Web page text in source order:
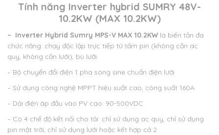
Tính năng Inverter hybrid SUMRY 48V-
10.2KW (MAX 10.2KW)
– Inverter Hybrid Sumry MPS-V MAX 10.2KW là biến tần đa
chức năng: chạy độc lập trực tiếp từ tấm pin (không cần ac
quy, không cần lưới), bù lưới.
– Bộ chuyển đổi điện 1 pha sóng sine chuẩn điện lưới
– Sử dụng công nghệ MPPT hiệu suất cao, công suất 160A
– Dải điện áp đầu vào PV cao: 90-500VDC
– Có 4 chế độ kết nối cho tải: chỉ sử dụng ac quy, chỉ sử dụng
pin mặt trời, chỉ sử dụng lưới hoặc kết hợp cả 2